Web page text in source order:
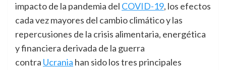
impacto de la pandemia del COVID-19, los efectos
cada vez mayores del cambio climático y las
repercusiones de la crisis alimentaria, energética
y financiera derivada de la guerra
contra Ucrania han sido los tres principales